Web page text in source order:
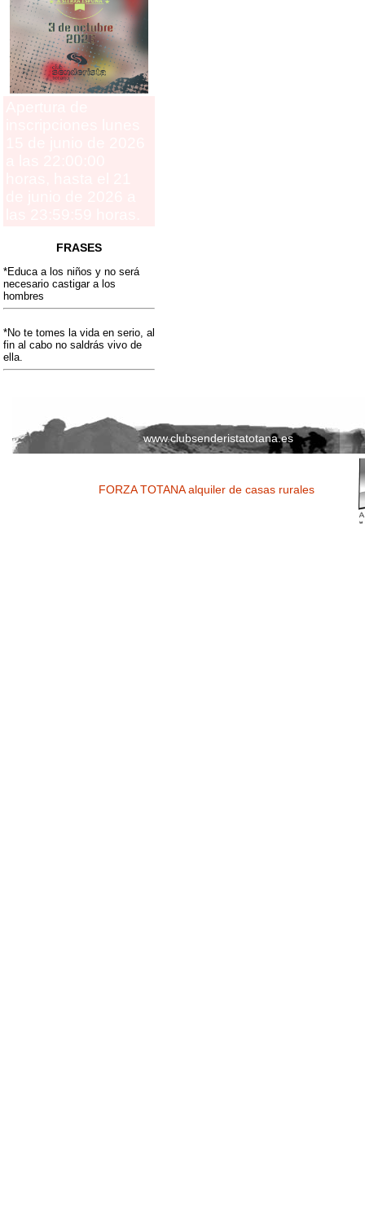
FRASES
*Educa a los niños y no será
necesario castigar a los
hombres
*No te tomes la vida en serio, al
fin al cabo no saldrás vivo de
ella.
www.clubsenderistatotana.es
FORZA TOTANA alquiler de casas rurales